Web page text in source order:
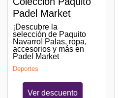
Padel Market
¡Descubre la
selección de Paquito
Navarro! Palas, ropa,
accesorios y más en
Padel Market
Deportes
Ver descuento